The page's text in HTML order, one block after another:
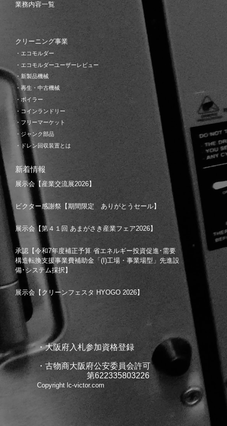
業務内容一覧
クリーニング事業
・エコモルダー
・エコモルダーユーザーレビュー
・新製品機械
・再生・中古機械
・ボイラー
・コインランドリー
・フリーマーケット
・ジャンク部品
・ドレン回収装置とは
新着情報
展示会【産業交流展2026】
ビクター感謝祭【期間限定 ありがとうセール】
展示会【第４１回 あまがさき産業フェア2026】
承認【令和7年度補正予算 省エネルギー投資促進･需要
構造転換支援事業費補助金「(I)工場・事業場型」先進設
備･システム採択】
展示会【クリーンフェスタ HYOGO 2026】
・大阪府入札参加資格登録
・古物商大阪府公安委員会許可
第622335803226
Copyright lc-victor.com